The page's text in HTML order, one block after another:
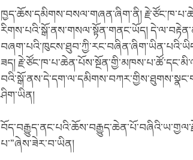
ཁྱད་ཆོས་དམིགས་བསལ་གཞན་ཞིག་ནི།
རིགས་པའི་སྒོ་ནས་གསལ་སྟོན་གནང་ཡོད།
ཟད།
ཤིག་ཡིན།
པ་”ཞེས་ཟེར་བ་ཡིན།